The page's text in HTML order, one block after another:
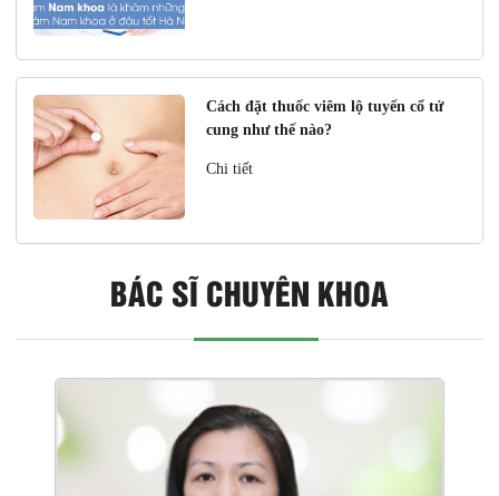
Cách đặt thuốc viêm lộ tuyến cổ tử
cung như thế nào?
Chi tiết
BÁC SĨ CHUYÊN KHOA